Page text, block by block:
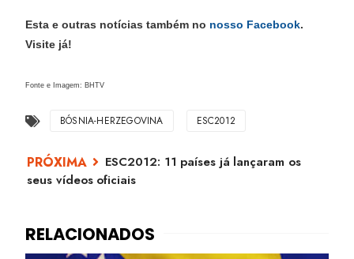
Esta e outras notícias também no nosso Facebook.
Visite já!
Fonte e Imagem: BHTV
BÓSNIA-HERZEGOVINA ESC2012
ESC2012: 11 países já lançaram os
seus vídeos oficiais